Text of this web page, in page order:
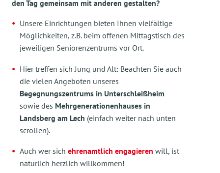
den Tag gemeinsam mit anderen gestalten?
Unsere Einrichtungen bieten Ihnen vielfältige
Möglichkeiten, z.B. beim offenen Mittagstisch des
jeweiligen Seniorenzentrums vor Ort.
Hier treffen sich Jung und Alt: Beachten Sie auch
die vielen Angeboten unseres
Begegnungszentrums in Unterschleißheim
sowie des Mehrgenerationenhauses in
Landsberg am Lech (einfach weiter nach unten
scrollen).
Auch wer sich ehrenamtlich engagieren will, ist
natürlich herzlich willkommen!